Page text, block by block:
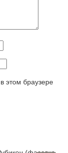
этом браузере